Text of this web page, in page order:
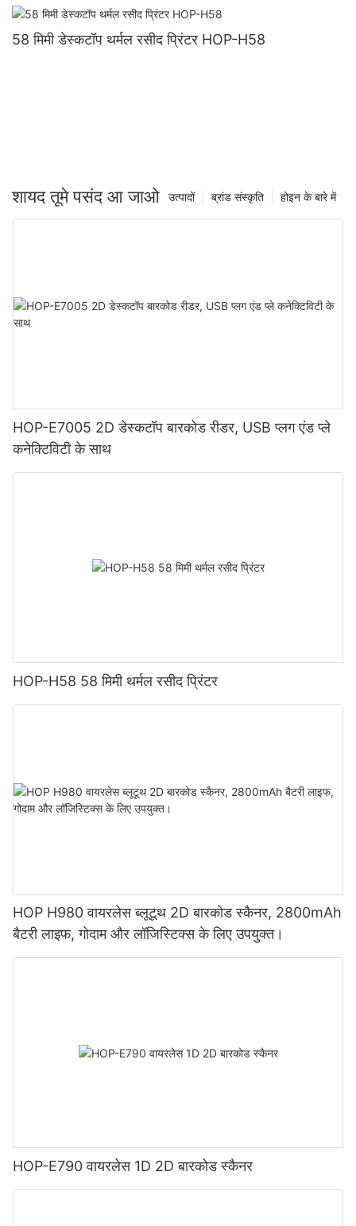
58 मिमी डेस्कटॉप थर्मल रसीद प्रिंटर HOP-H58
शायद तूमे पसंद आ जाओ होइन के बारे में
ब्रांड संस्कृति
उत्पादों
HOP-E7005 2D डेस्कटॉप बारकोड रीडर, USB प्लग एंड प्ले
कनेक्टिविटी के साथ
HOP-H58 58 मिमी थर्मल रसीद प्रिंटर
HOP H980 वायरलेस ब्लूटूथ 2D बारकोड स्कैनर, 2800mAh
बैटरी लाइफ, गोदाम और लॉजिस्टिक्स के लिए उपयुक्त।
HOP-E790 वायरलेस 1D 2D बारकोड स्कैनर